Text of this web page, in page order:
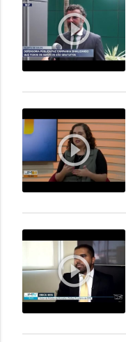
play_circle_outline
play_circle_outline
play_circle_outline